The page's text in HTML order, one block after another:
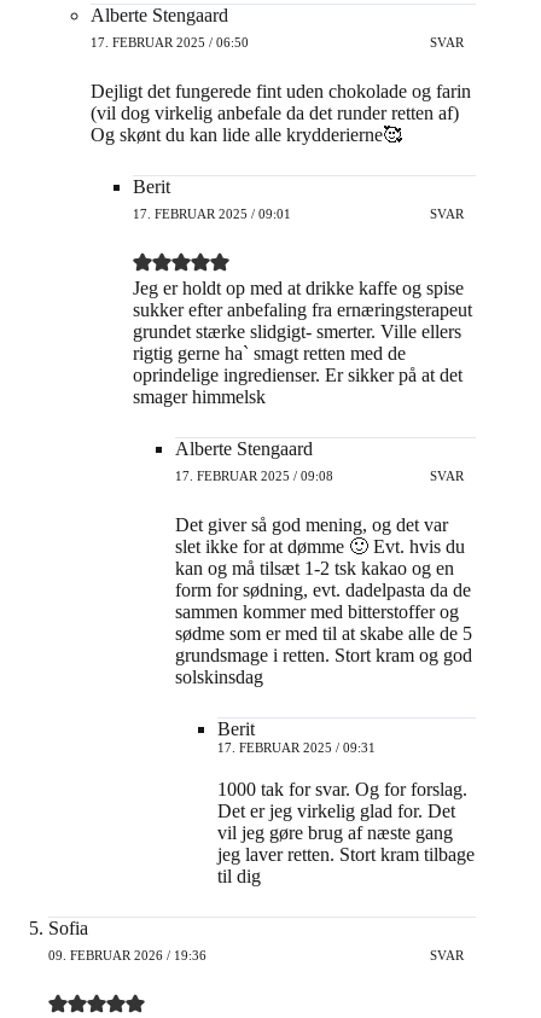
Alberte Stengaard
17. FEBRUAR 2025 / 06:50 SVAR
Dejligt det fungerede fint uden chokolade og farin
(vil dog virkelig anbefale da det runder retten af)
Og skønt du kan lide alle krydderierne🥰
Berit
17. FEBRUAR 2025 / 09:01 SVAR
Jeg er holdt op med at drikke kaffe og spise
sukker efter anbefaling fra ernæringsterapeut
grundet stærke slidgigt- smerter. Ville ellers
rigtig gerne ha` smagt retten med de
oprindelige ingredienser. Er sikker på at det
smager himmelsk
Alberte Stengaard
17. FEBRUAR 2025 / 09:08 SVAR
Det giver så god mening, og det var
slet ikke for at dømme 🙂 Evt. hvis du
kan og må tilsæt 1-2 tsk kakao og en
form for sødning, evt. dadelpasta da de
sammen kommer med bitterstoffer og
sødme som er med til at skabe alle de 5
grundsmage i retten. Stort kram og god
solskinsdag
Berit
17. FEBRUAR 2025 / 09:31
1000 tak for svar. Og for forslag.
Det er jeg virkelig glad for. Det
vil jeg gøre brug af næste gang
jeg laver retten. Stort kram tilbage
til dig
Sofia
09. FEBRUAR 2026 / 19:36 SVAR